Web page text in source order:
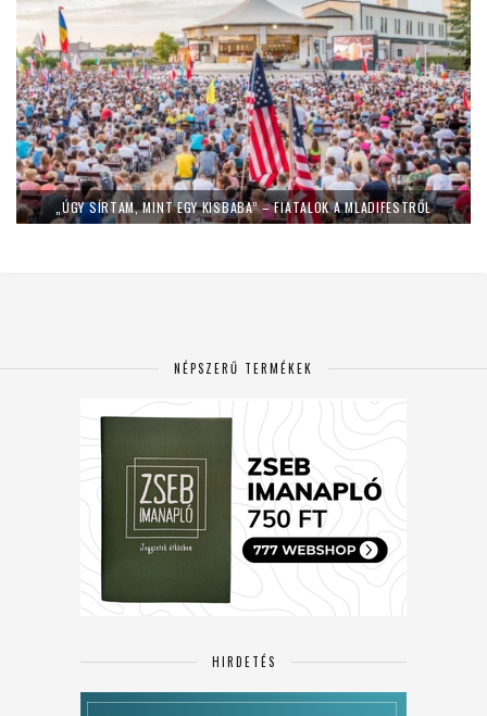
„ÚGY SÍRTAM, MINT EGY KISBABA” – FIATALOK A MLADIFESTRŐL
NÉPSZERŰ TERMÉKEK
HIRDETÉS